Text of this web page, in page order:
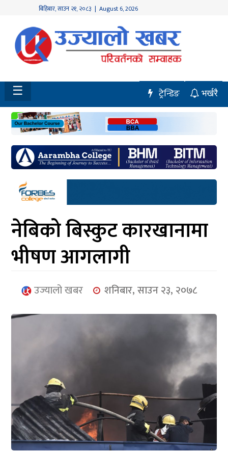
बिहिबार,साउन २१, २०८३ | August 6, 2026
होमपेज
नवलपुर
विशेष
मध्य
नेपाल
चितवन
सेरोफेरो
समाचार
आर्थिक
मनोरञ्जन
खेलकुद
प्रबास
☰ भर्खरै
ट्रेन्डिङ
नेबिको बिस्कुट कारखानामा
भीषण आगलागी
उज्यालो खबर शनिबार, साउन २३, २०७८